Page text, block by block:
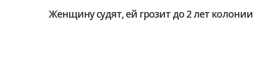
Женщину судят, ей грозит до 2 лет колонии